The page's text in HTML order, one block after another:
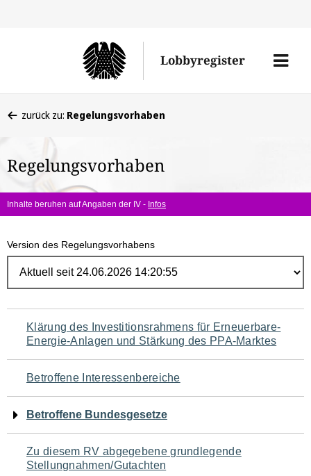
Lobbyregister
Menü
befinden
hier:
zurück zu: Regelungsvorhaben
Regelungsvorhaben
Inhalte beruhen auf Angaben der IV - Infos
Version des Regelungsvorhabens
Navigation
für
den
Seiteninhalt
Klärung des Investitionsrahmens für Erneuerbare-
Energie-Anlagen und Stärkung des PPA-Marktes
Betroffene Interessenbereiche
Betroffene Bundesgesetze
Zu diesem RV abgegebene grundlegende
Stellungnahmen/Gutachten